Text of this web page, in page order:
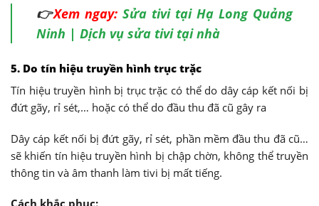
👉Xem ngay: Sửa tivi tại Hạ Long Quảng
Ninh | Dịch vụ sửa tivi tại nhà
5. Do tín hiệu truyền hình trục trặc
Tín hiệu truyền hình bị trục trặc có thể do dây cáp kết nối bị
đứt gãy, rỉ sét,… hoặc có thể do đầu thu đã cũ gây ra
Dây cáp kết nối bị đứt gãy, rỉ sét, phần mềm đầu thu đã cũ…
sẽ khiến tín hiệu truyền hình bị chập chờn, không thể truyền
thông tin và âm thanh làm tivi bị mất tiếng.